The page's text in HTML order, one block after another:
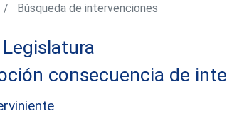
Búsqueda de intervenciones
Legislatura
consecuencia de